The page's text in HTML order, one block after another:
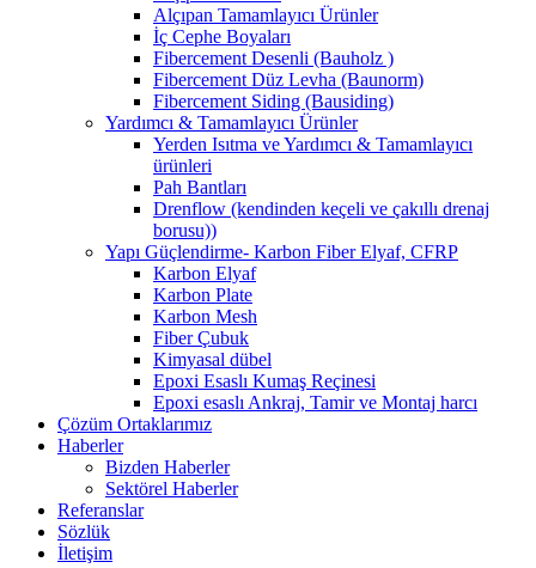
Alçıpan Tamamlayıcı Ürünler
İç Cephe Boyaları
Fibercement Desenli (Bauholz )
Fibercement Düz Levha (Baunorm)
Fibercement Siding (Bausiding)
Yardımcı & Tamamlayıcı Ürünler
Yerden Isıtma ve Yardımcı & Tamamlayıcı
ürünleri
Pah Bantları
Drenflow (kendinden keçeli ve çakıllı drenaj
borusu))
Yapı Güçlendirme- Karbon Fiber Elyaf, CFRP
Karbon Elyaf
Karbon Plate
Karbon Mesh
Fiber Çubuk
Kimyasal dübel
Epoxi Esaslı Kumaş Reçinesi
Epoxi esaslı Ankraj, Tamir ve Montaj harcı
Çözüm Ortaklarımız
Haberler
Bizden Haberler
Sektörel Haberler
Referanslar
Sözlük
İletişim